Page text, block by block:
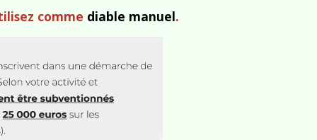
comme diable manuel.